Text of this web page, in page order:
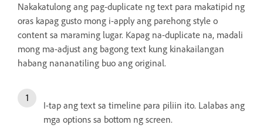
Nakakatulong ang pag-duplicate ng text para makatipid ng
oras kapag gusto mong i-apply ang parehong style o
content sa maraming lugar. Kapag na-duplicate na, madali
mong ma-adjust ang bagong text kung kinakailangan
habang nananatiling buo ang original.
I-tap ang text sa timeline para piliin ito. Lalabas ang
mga options sa bottom ng screen.